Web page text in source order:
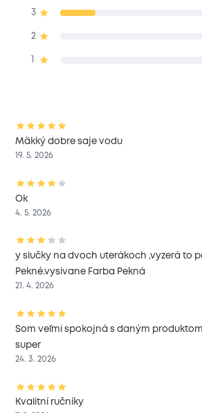
3
2
Mäkký dobre saje vodu
19. 5. 2026
Ok
4. 5. 2026
y slučky na dvoch uterákoch ,vyzerá to
Pekné.vysivane Farba Pekná
21. 4. 2026
Som veľmi spokojná s daným
super
24. 3. 2026
Kvalitní ručníky